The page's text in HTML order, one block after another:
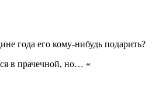
года его кому-нибудь подарить?
в прачечной, но… «